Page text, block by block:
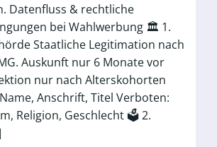
Datenfluss & rechtliche
bei Wahlwerbung 🏛️ 1.
Staatliche Legitimation nach
Auskunft nur 6 Monate vor
nur nach Alterskohorten
Anschrift, Titel Verboten:
Religion, Geschlecht 🗳️ 2.